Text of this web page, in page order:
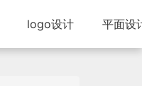
logo设计 平面设